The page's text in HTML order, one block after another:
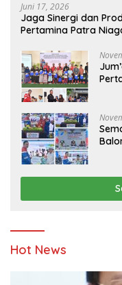
Juni 17, 2026
Jaga Sinergi dan
Pertamina Patra
Hot News